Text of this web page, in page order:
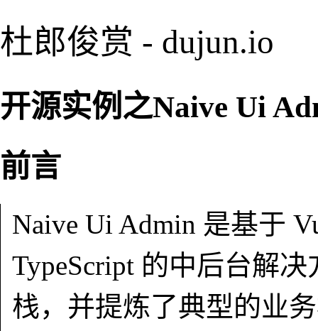
杜郎俊赏 - dujun.io
开源实例之Naive Ui
前言
Naive Ui Admin 是基于
TypeScript 的中后台解
栈，并提炼了典型的业